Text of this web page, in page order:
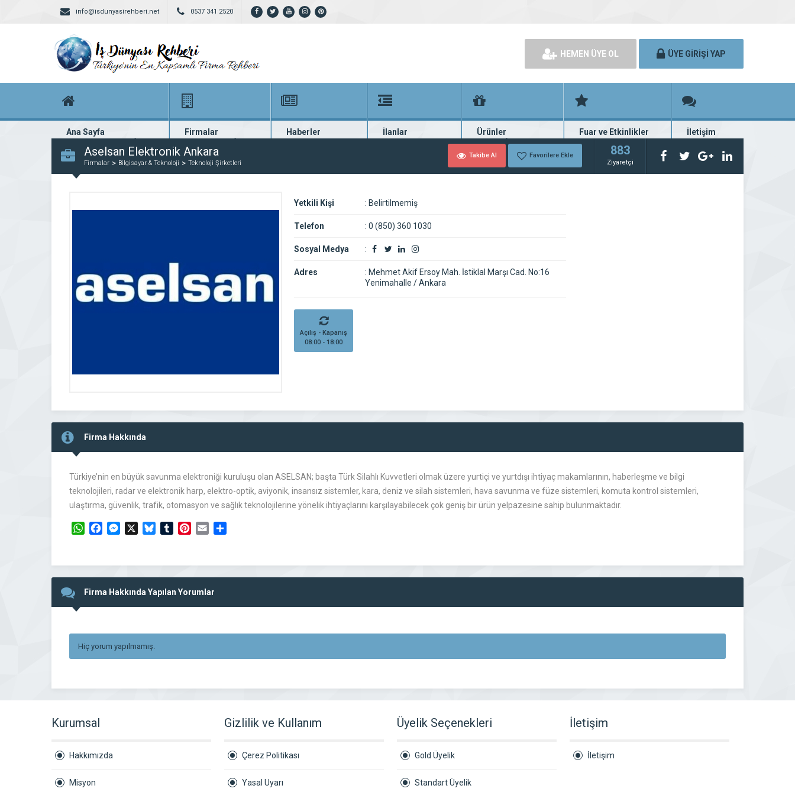
info@isdunyasirehberi.net 0537 341 2520
HEMEN ÜYE OL ÜYE GİRİŞİ YAP
Ana Sayfa
Firma rehberi ana sayfanız
Firmalar
Yüzlerce kayıtlı firma
Haberler
En güncel haberler
İlanlar
Güncel seri ilanlar
Ürünler
Binlerce firma ürünü
Fuar ve Etkinlikler
Fuar ve etkinlik planları
İletişim
Bize ulaşın
Aselsan Elektronik Ankara
Firmalar Bilgisayar & Teknoloji Teknoloji Şirketleri
Takibe Al Favorilere Ekle 883
Ziyaretçi
Yetkili Kişi : Belirtilmemiş
Telefon : 0 (850) 360 1030
Sosyal Medya :
Adres : Mehmet Akif Ersoy Mah. İstiklal Marşı Cad. No:16
Yenimahalle / Ankara
Açılış - Kapanış
08:00 - 18:00
Firma Hakkında
Türkiye’nin en büyük savunma elektroniği kuruluşu olan ASELSAN; başta Türk Silahlı Kuvvetleri olmak üzere yurtiçi ve yurtdışı ihtiyaç makamlarının, haberleşme ve bilgi
teknolojileri, radar ve elektronik harp, elektro-optik, aviyonik, insansız sistemler, kara, deniz ve silah sistemleri, hava savunma ve füze sistemleri, komuta kontrol sistemleri,
ulaştırma, güvenlik, trafik, otomasyon ve sağlık teknolojilerine yönelik ihtiyaçlarını karşılayabilecek çok geniş bir ürün yelpazesine sahip bulunmaktadır.
WhatsAppFacebookMessengerBlueskyTumblrPinterest
Email
Firma Hakkında Yapılan Yorumlar
Hiç yorum yapılmamış.
Kurumsal
Hakkımızda
Misyon
Gizlilik ve Kullanım
Çerez Politikası
Yasal Uyarı
Üyelik Seçenekleri
Gold Üyelik
Standart Üyelik
İletişim
İletişim